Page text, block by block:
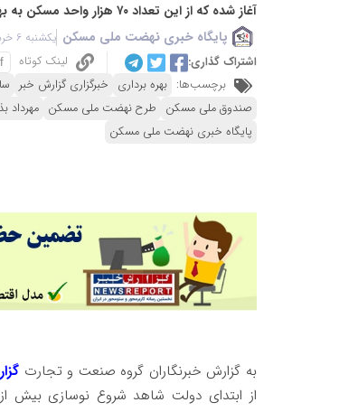
آغاز شده که از این تعداد ۷۰ هزار واحد مسکن به بهره برداری رسیده است.
پایگاه خبری نهضت ملی مسکن یکشنبه 6 خرداد 1403 - 15:42
اشتراک گذاری:
لینک کوتاه
برچسب‌ها: بهره برداری خبرگزاری گزارش خبر
صندوق ملی مسکن طرح نهضت ملی مسکن مهرداد
پایگاه خبری نهضت ملی مسکن
به گزارش خبرنگاران گروه صنعت و تجارت
از ابتدای دولت شاهد شروع نوسازی بیش از ۲۷۷ هزار مسکن هستیم گفت: